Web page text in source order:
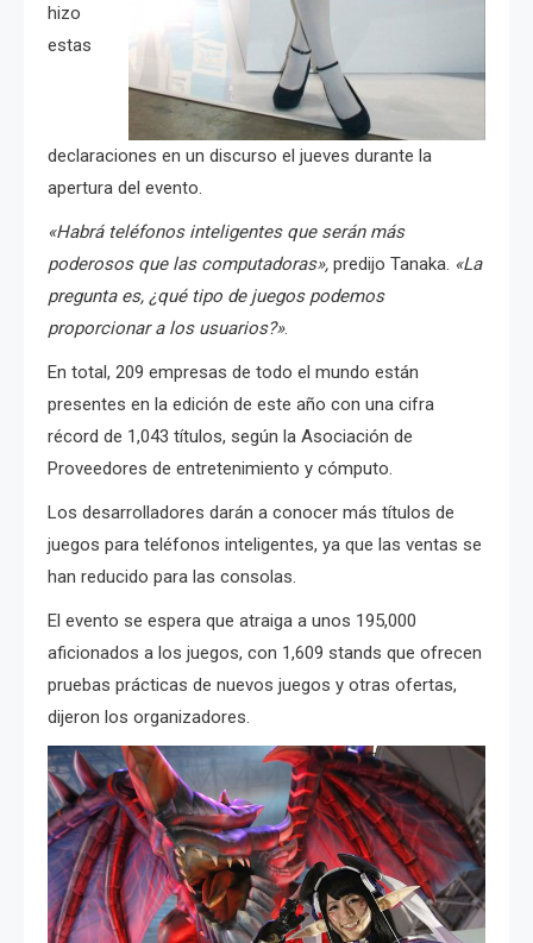
hizo
estas
declaraciones en un discurso el jueves durante la
apertura del evento.
«Habrá teléfonos inteligentes que serán más
poderosos que las computadoras», predijo Tanaka. «La
pregunta es, ¿qué tipo de juegos podemos
proporcionar a los usuarios?».
En total, 209 empresas de todo el mundo están
presentes en la edición de este año con una cifra
récord de 1,043 títulos, según la Asociación de
Proveedores de entretenimiento y cómputo.
Los desarrolladores darán a conocer más títulos de
juegos para teléfonos inteligentes, ya que las ventas se
han reducido para las consolas.
El evento se espera que atraiga a unos 195,000
aficionados a los juegos, con 1,609 stands que ofrecen
pruebas prácticas de nuevos juegos y otras ofertas,
dijeron los organizadores.